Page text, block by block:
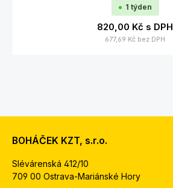
1 týden
820,00 Kč s DPH
677,69 Kč bez DPH
BOHÁČEK KZT, s.r.o.
Slévárenská 412/10
709 00 Ostrava-Mariánské Hory